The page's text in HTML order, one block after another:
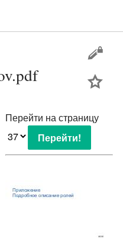
Перейти на страницу